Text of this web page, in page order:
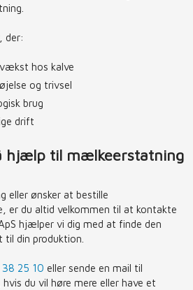
der:
hos kalve
og trivsel
brug
drift
hjælp til mælkeerstatning
eller ønsker at bestille
er du altid velkommen til at kontakte
hjælper vi dig med at finde den
til din produktion.
38 25 10 eller sende en mail til
, hvis du vil høre mere eller have et